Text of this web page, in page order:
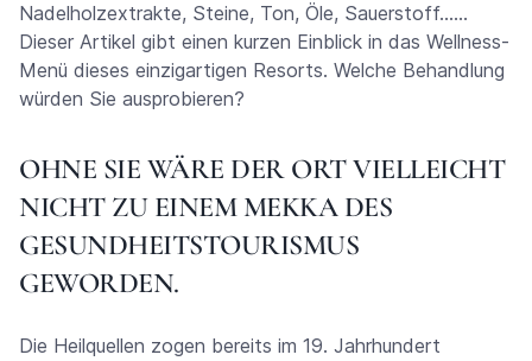
Nadelholzextrakte, Steine, Ton, Öle, Sauerstoff……
Dieser Artikel gibt einen kurzen Einblick in das Wellness-
Menü dieses einzigartigen Resorts. Welche Behandlung
würden Sie ausprobieren?
OHNE SIE WÄRE DER ORT VIELLEICHT
NICHT ZU EINEM MEKKA DES
GESUNDHEITSTOURISMUS
GEWORDEN.
Die Heilquellen zogen bereits im 19. Jahrhundert